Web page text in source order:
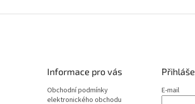
Informace pro vás
Obchodní podmínky
elektronického obchodu
E-mail